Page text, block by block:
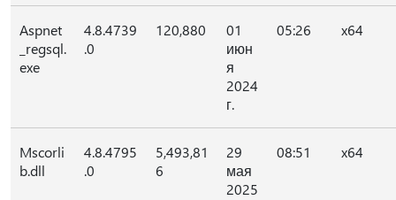
Aspnet
_regsql.
exe
4.8.4739
.0
120,880
01
июн
я
2024
г.
05:26 x64
Mscorli
b.dll
4.8.4795
.0
5,493,81
6
29
мая
2025
08:51 x64